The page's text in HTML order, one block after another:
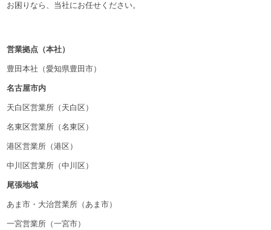
お困りなら、当社にお任せください。
営業拠点（本社）
豊田本社（愛知県豊田市）
名古屋市内
天白区営業所（天白区）
名東区営業所（名東区）
港区営業所（港区）
中川区営業所（中川区）
尾張地域
あま市・大治営業所（あま市）
一宮営業所（一宮市）